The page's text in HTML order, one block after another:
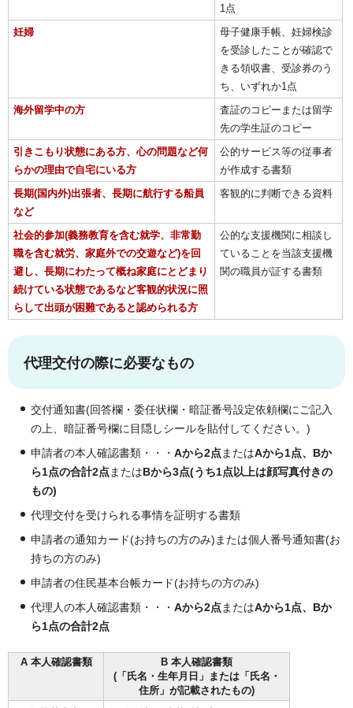
1点
妊婦
母子健康手帳、妊婦検診
を受診したことが確認で
きる領収書、受診券のう
ち、いずれか1点
海外留学中の方
査証のコピーまたは留学
先の学生証のコピー
引きこもり状態にある方、心の問題など何
らかの理由で自宅にいる方
公的サービス等の従事者
が作成する書類
長期(国内外)出張者、長期に航行する船員
など
客観的に判断できる資料
社会的参加(義務教育を含む就学、非常勤
職を含む就労、家庭外での交遊など)を回
避し、長期にわたって概ね家庭にとどまり
続けている状態であるなど客観的状況に照
らして出頭が困難であると認められる方
公的な支援機関に相談し
ていることを当該支援機
関の職員が証する書類
代理交付の際に必要なもの
交付通知書(回答欄・委任状欄・暗証番号設定依頼欄にご記入
の上、暗証番号欄に目隠しシールを貼付してください。)
申請者の本人確認書類・・・ Aから2点 またはAから1点、Bか
ら1点の合計2点 またはBから3点(うち1点以上は顔写真付きの
もの)
代理交付を受けられる事情を証明する書類
申請者の通知カード(お持ちの方のみ)または個人番号通知書(お
持ちの方のみ)
申請者の住民基本台帳カード(お持ちの方のみ)
代理人の本人確認書類・・・ Aから2点 またはAから1点、Bか
ら1点の合計2点
A 本人確認書類
B 本人確認書類
(「氏名・生年月日」または「氏名・
住所」が記載されたもの)